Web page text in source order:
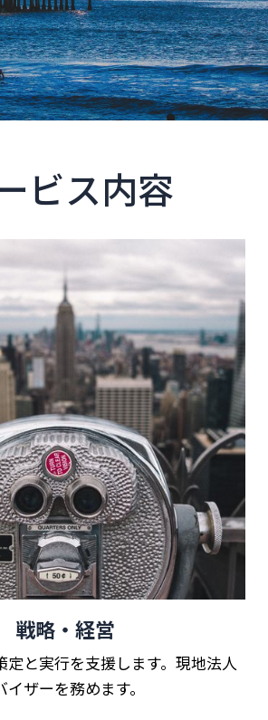
ビス内容
戦略・経営
定と実行を支援します。現地法人
ザーを務めます。